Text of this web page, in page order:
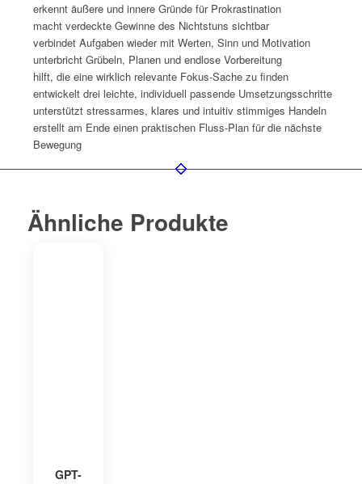
erkennt äußere und innere Gründe für Prokrastination
macht verdeckte Gewinne des Nichtstuns sichtbar
verbindet Aufgaben wieder mit Werten, Sinn und Motivation
unterbricht Grübeln, Planen und endlose Vorbereitung
hilft, die eine wirklich relevante Fokus-Sache zu finden
entwickelt drei leichte, individuell passende Umsetzungsschritte
unterstützt stressarmes, klares und intuitiv stimmiges Handeln
erstellt am Ende einen praktischen Fluss-Plan für die nächste
Bewegung
Ähnliche Produkte
GPT-